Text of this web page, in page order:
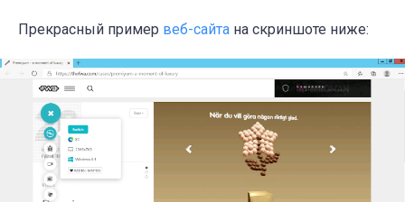
Прекрасный пример веб-сайта на скриншоте ниже: